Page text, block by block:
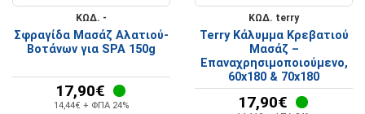
ΚΩΔ. -
Σφραγίδα Μασάζ Αλατιού-
Βοτάνων για SPA 150g
17,90€
14,44€ + ΦΠΑ 24%
ΚΩΔ. terry
Terry Κάλυμμα Κρεβατιού
Μασάζ –
Επαναχρησιμοποιούμενο,
60x180 & 70x180
17,90€